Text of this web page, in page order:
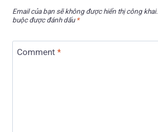
Email của bạn sẽ không được hiển thị công khai.
buộc được đánh dấu*
Comment *